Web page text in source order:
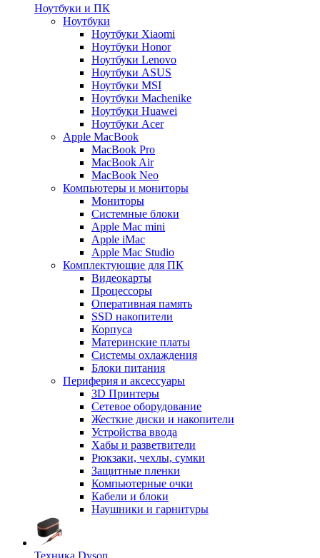
Ноутбуки и ПК
Ноутбуки
Ноутбуки Xiaomi
Ноутбуки Honor
Ноутбуки Lenovo
Ноутбуки ASUS
Ноутбуки MSI
Ноутбуки Machenike
Ноутбуки Huawei
Ноутбуки Acer
Apple MacBook
MacBook Pro
MacBook Air
MacBook Neo
Компьютеры и мониторы
Мониторы
Системные блоки
Apple Mac mini
Apple iMac
Apple Mac Studio
Комплектующие для ПК
Видеокарты
Процессоры
Оперативная память
SSD накопители
Корпуса
Материнские платы
Системы охлаждения
Блоки питания
Периферия и аксессуары
3D Принтеры
Сетевое оборудование
Жесткие диски и накопители
Устройства ввода
Хабы и разветвители
Рюкзаки, чехлы, сумки
Защитные пленки
Компьютерные очки
Кабели и блоки
Наушники и гарнитуры
Техника Dyson